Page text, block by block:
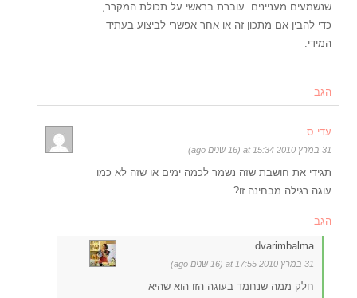
שנשמעים מעניינים. עוברת בראשי על תכולת המקרר,
כדי להבין אם מתכון זה או אחר אפשרי לביצוע בעתיד
המידי.
הגב
עדי ס.
31 במרץ 2010 at 15:34 (16 שנים ago)
תגידי את חושבת שזה נשמר לכמה ימים או שזה לא כמו
עוגה רגילה מבחינה זו?
הגב
dvarimbalma
31 במרץ 2010 at 17:55 (16 שנים ago)
חלק ממה שנחמד בעוגה הזו הוא שהיא